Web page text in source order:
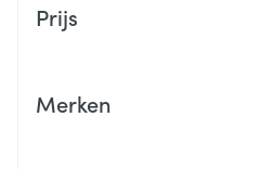
Prijs
Merken